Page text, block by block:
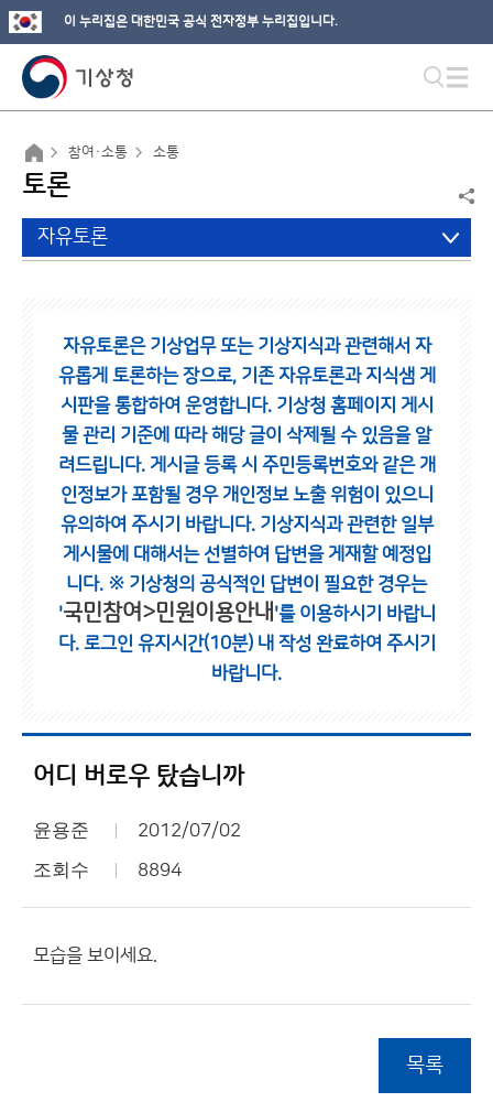
이 누리집은 대한민국 공식 전자정부 누리집입니다.
참여·소통 소통
토론
자유토론
자유토론은 기상업무 또는 기상지식과 관련해서 자
유롭게 토론하는 장으로, 기존 자유토론과 지식샘 게
시판을 통합하여 운영합니다. 기상청 홈페이지 게시
물 관리 기준에 따라 해당 글이 삭제될 수 있음을 알
려드립니다. 게시글 등록 시 주민등록번호와 같은 개
인정보가 포함될 경우 개인정보 노출 위험이 있으니
유의하여 주시기 바랍니다. 기상지식과 관련한 일부
게시물에 대해서는 선별하여 답변을 게재할 예정입
니다. ※ 기상청의 공식적인 답변이 필요한 경우는
'국민참여>민원이용안내 '를 이용하시기 바랍니
다. 로그인 유지시간(10분) 내 작성 완료하여 주시기
바랍니다.
어디 버로우 탔습니까
윤용준 2012/07/02
조회수 8894
모습을 보이세요.
목록